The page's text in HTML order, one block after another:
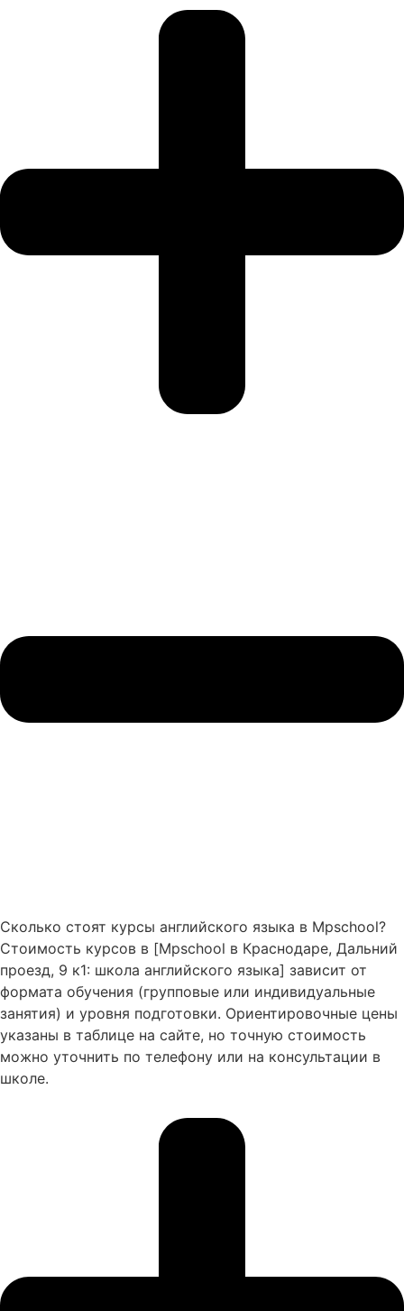
Сколько стоят курсы английского языка в Mpschool?
Стоимость курсов в [Mpschool в Краснодаре, Дальний
проезд, 9 к1: школа английского языка] зависит от
формата обучения (групповые или индивидуальные
занятия) и уровня подготовки. Ориентировочные цены
указаны в таблице на сайте, но точную стоимость
можно уточнить по телефону или на консультации в
школе.